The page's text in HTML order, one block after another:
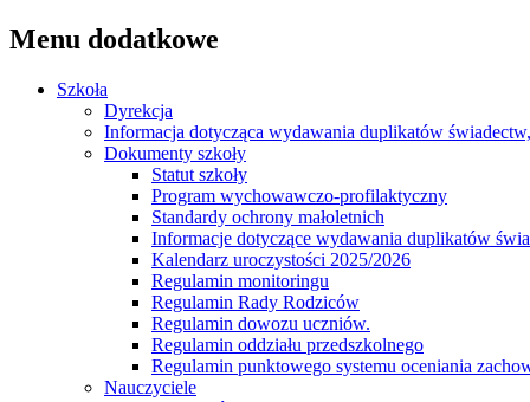
Menu dodatkowe
Szkoła
Dyrekcja
Informacja dotycząca wydawania duplikatów
Dokumenty szkoły
Statut szkoły
Program wychowawczo-profilaktyczny
Standardy ochrony małoletnich
Informacje dotyczące wydawania duplikatów
Kalendarz uroczystości 2025/2026
Regulamin monitoringu
Regulamin Rady Rodziców
Regulamin dowozu uczniów.
Regulamin oddziału przedszkolnego
Regulamin punktowego systemu oceniania
Nauczyciele